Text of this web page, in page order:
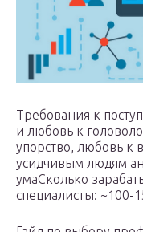
Требования к
и любовь к
упорство, любовь к
усидчивым людям
умаСколько
специалисты: ~100-